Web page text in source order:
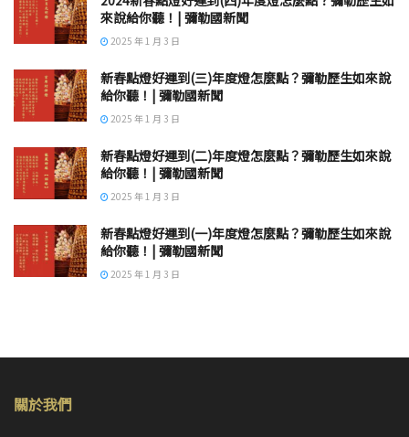
來說給你聽！| 彌勒國新聞
2025 年 1 月 3 日
新春點燈好運到(三)年度燈怎麼點？彌勒歷生如來說
給你聽！| 彌勒國新聞
2025 年 1 月 3 日
新春點燈好運到(二)年度燈怎麼點？彌勒歷生如來說
給你聽！| 彌勒國新聞
2025 年 1 月 3 日
新春點燈好運到(一)年度燈怎麼點？彌勒歷生如來說
給你聽！| 彌勒國新聞
2025 年 1 月 3 日
關於我們